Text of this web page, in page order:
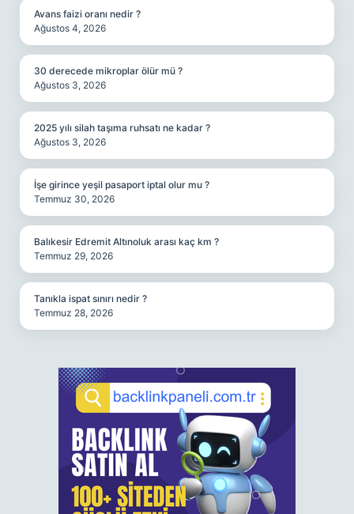
Avans faizi oranı nedir ?
Ağustos 4, 2026
30 derecede mikroplar ölür mü ?
Ağustos 3, 2026
2025 yılı silah taşıma ruhsatı ne kadar ?
Ağustos 3, 2026
İşe girince yeşil pasaport iptal olur mu ?
Temmuz 30, 2026
Balıkesir Edremit Altınoluk arası kaç km ?
Temmuz 29, 2026
Tanıkla ispat sınırı nedir ?
Temmuz 28, 2026